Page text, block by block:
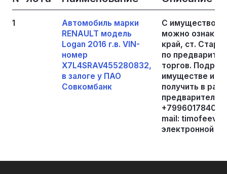
1
Автомобиль марки
RENAULT модель
Logan 2016 г.в. VIN-
номер
X7L4SRAV455280832,
в залоге у ПАО
Совкомбанк
С имуществом,
можно
край, ст.
по
торгов.
имуществе и
получить в
+79960178409,
mail:
электронной